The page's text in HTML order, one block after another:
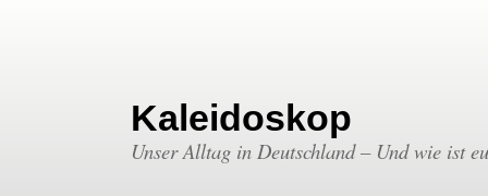
Kaleidoskop
Unser Alltag in Deutschland – Und wie ist